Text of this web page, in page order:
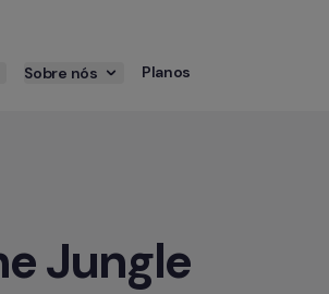
Sobre nós Planos
Jungle